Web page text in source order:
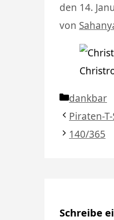
den 14.
von
Kategorien
dankbar
Piraten-
140/365
Schreibe